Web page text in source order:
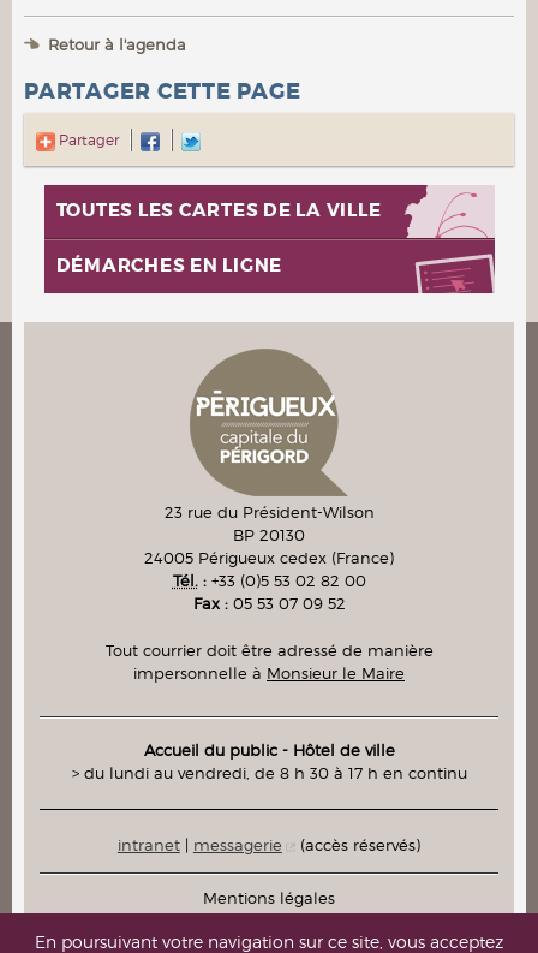
Retour à l'agenda
PARTAGER CETTE PAGE
Partager
TOUTES LES CARTES DE LA VILLE
DÉMARCHES EN LIGNE
23 rue du Président-Wilson
BP 20130
24005 Périgueux cedex (France)
Tél. : +33 (0)5 53 02 82 00
Fax : 05 53 07 09 52
Tout courrier doit être adressé de manière
impersonnelle à Monsieur le Maire
Accueil du public - Hôtel de ville
> du lundi au vendredi, de 8 h 30 à 17 h en continu
intranet| messagerie (accès réservés)
Mentions légales
Plan du site
En poursuivant votre navigation sur ce site, vous acceptez